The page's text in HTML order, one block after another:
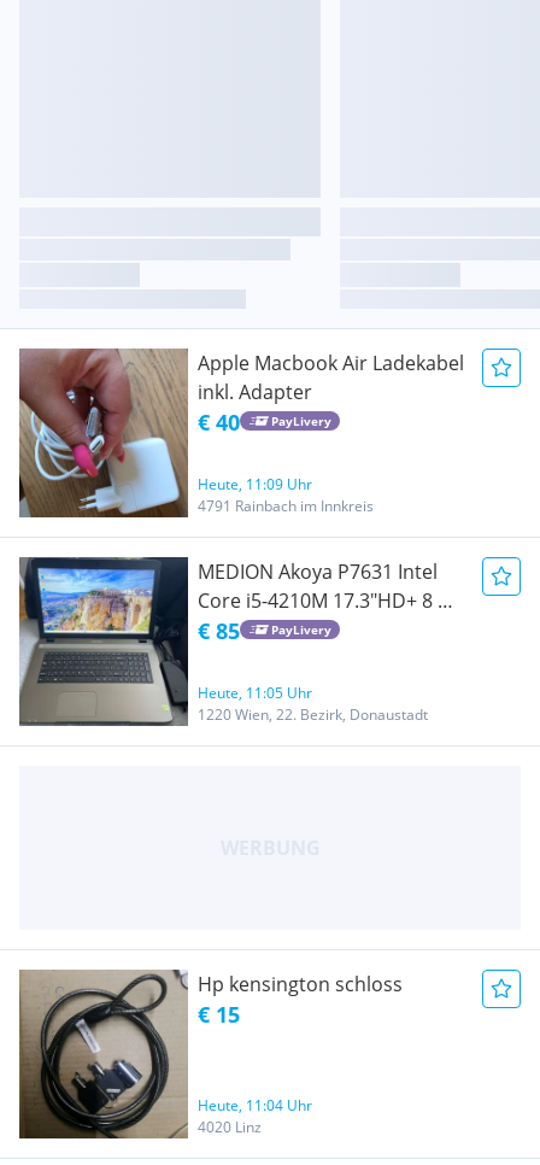
Apple Macbook Air Ladekabel
inkl. Adapter
€ 40 PayLivery
Heute, 11:09 Uhr
4791 Rainbach im Innkreis
MEDION Akoya P7631 Intel
Core i5-4210M 17.3"HD+ 8 GB
RAM-240 SSD +1 TB HDD
Windows 11
€ 85 PayLivery
Heute, 11:05 Uhr
1220 Wien, 22. Bezirk, Donaustadt
Hp kensington schloss
€ 15
Heute, 11:04 Uhr
4020 Linz